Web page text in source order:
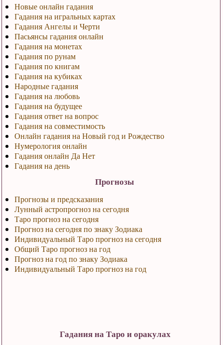
Новые онлайн гадания
Гадания на игральных картах
Гадания Ангелы и Черти
Пасьянсы гадания онлайн
Гадания на монетах
Гадания по рунам
Гадания по книгам
Гадания на кубиках
Народные гадания
Гадания на любовь
Гадания на будущее
Гадания ответ на вопрос
Гадания на совместимость
Онлайн гадания на Новый год и Рождество
Нумерология онлайн
Гадания онлайн Да Нет
Гадания на день
Прогнозы
Прогнозы и предсказания
Лунный астропрогноз на сегодня
Таро прогноз на сегодня
Прогноз на сегодня по знаку Зодиака
Индивидуальный Таро прогноз на сегодня
Общий Таро прогноз на год
Прогноз на год по знаку Зодиака
Индивидуальный Таро прогноз на год
Гадания на Таро и оракулах